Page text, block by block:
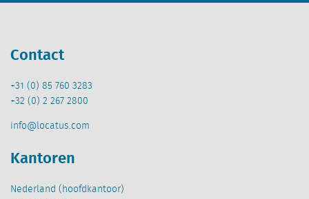
Contact
+31 (0) 85 760 3283
+32 (0) 2 267 2800
info@locatus.com
Kantoren
Nederland (hoofdkantoor)